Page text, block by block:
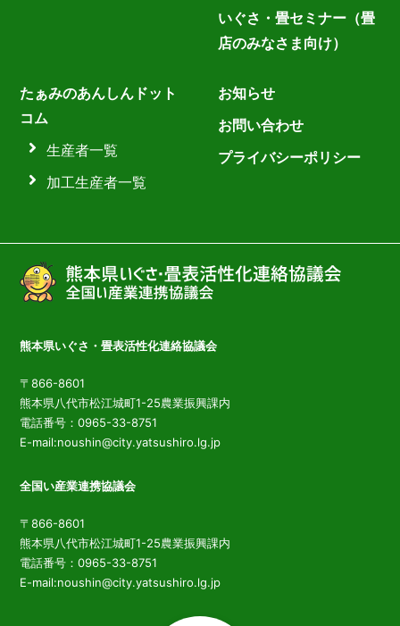
いぐさ・畳セミナー（畳
店のみなさま向け）
たぁみのあんしんドット
コム
生産者一覧
加工生産者一覧
お知らせ
お問い合わせ
プライバシーポリシー
熊本県いぐさ・畳表活性化連絡協議会
〒866-8601
熊本県八代市松江城町1-25農業振興課内
電話番号：0965-33-8751
E-mail:noushin@city.yatsushiro.lg.jp
全国い産業連携協議会
〒866-8601
熊本県八代市松江城町1-25農業振興課内
電話番号：0965-33-8751
E-mail:noushin@city.yatsushiro.lg.jp